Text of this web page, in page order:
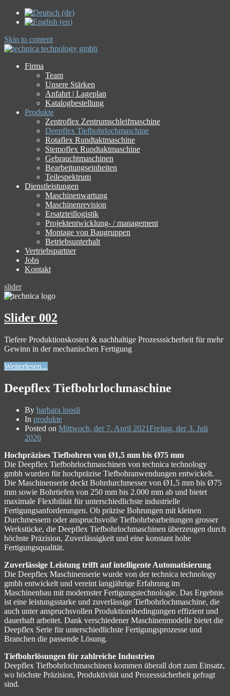
Skip to content
Firma
Team
Unsere Stärken
Anfahrt | Lageplan
Katalogbestellung
Produkte
Zentroflex Zentrumschleifmaschine
Deepflex Tiefbohrlochmaschine
Rotaflex Rundtaktmaschine
Stemoflex Rundtaktmaschine
Gebrauchtmaschinen
Bearbeitungseinheiten
Teilespektrum
Dienstleistungen
Maschinenwartung
Maschinenrevision
Ersatzteillogistik
Projektentwicklung- / management
Montage von Baugruppen
Betriebsunterhalt
Vertriebspartner
Jobs
Kontakt
slider
Slider 002
Tiefere Produktionskosten & nachhaltige Prozesssicherheit für mehr
Gewinn in der mechanischen Fertigung
Weiterlesen...
Deepflex Tiefbohrlochmaschine
By barbara loosli
In produkte
Posted on Mittwoch, der 7. April 2021Freitag, der 3. Juli
2026
Hochpräzises Tiefbohren von Ø1,5 mm bis Ø75 mm
Die Deepflex Tiefbohrlochmaschinen von technica technology
gmbh wurden für hochpräzise Tiefbohranwendungen entwickelt.
Die Maschinenserie deckt Bohrdurchmesser von Ø1,5 mm bis Ø75
mm sowie Bohrtiefen von 250 mm bis 2.000 mm ab und bietet
maximale Flexibilität für unterschiedlichste industrielle
Fertigungsanforderungen. Ob präzise Bohrungen mit kleinen
Durchmessern oder anspruchsvolle Tiefbohrbearbeitungen grosser
Werkstücke, die Deepflex Tiefbohrlochmaschinen überzeugen durch
höchste Präzision, Zuverlässigkeit und eine konstant hohe
Fertigungsqualität.
Zuverlässige Leistung trifft auf intelligente Automatisierung
Die Deepflex Maschinenserie wurde von der technica technology
gmbh entwickelt und vereint langjährige Erfahrung im
Maschinenbau mit modernster Fertigungstechnologie. Das Ergebnis
ist eine leistungsstarke und zuverlässige Tiefbohrlochmaschine, die
auch unter anspruchsvollen Produktionsbedingungen effizient und
dauerhaft arbeitet. Dank verschiedener Maschinenmodelle bietet die
Deepflex Serie für unterschiedlichste Fertigungsprozesse und
Branchen die passende Lösung.
Tiefbohrlösungen für zahlreiche Industrien
Deepflex Tiefbohrlochmaschinen kommen überall dort zum Einsatz,
wo höchste Präzision, Produktivität und Prozesssicherheit gefragt
sind.